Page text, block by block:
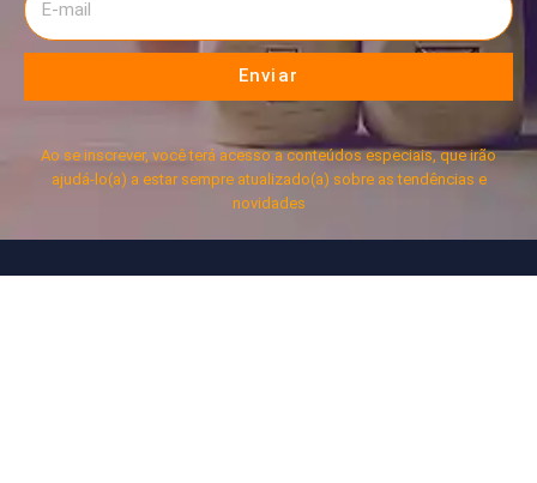
Enviar
Ao se inscrever, você terá acesso a conteúdos especiais, que irão
ajudá-lo(a) a estar sempre atualizado(a) sobre as tendências e
novidades